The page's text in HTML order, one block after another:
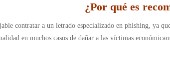
¿Por qué es
contratar a un letrado especializado en phishing, ya
en muchos casos de dañar a las víctimas